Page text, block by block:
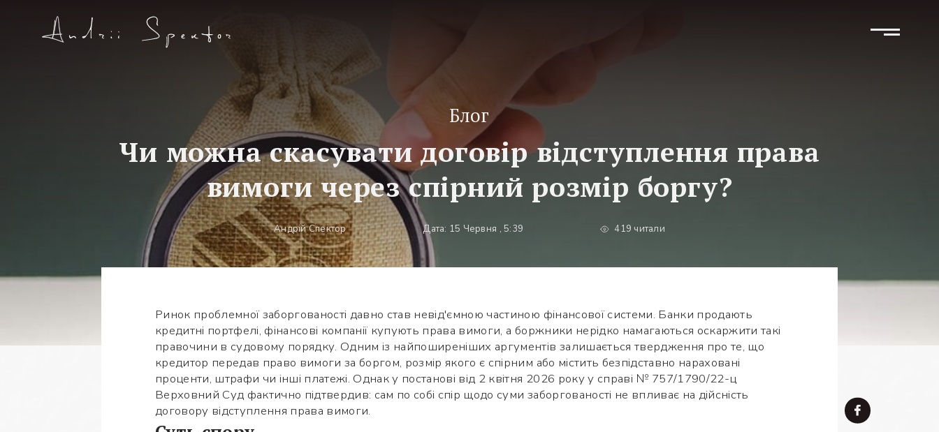
Блог
Чи можна скасувати договір відступлення права
вимоги через спірний розмір боргу?
Андрій Спектор Дата: 15 Червня , 5:39 419 читали
Ринок проблемної заборгованості давно став невід'ємною частиною фінансової системи. Банки продають
кредитні портфелі, фінансові компанії купують права вимоги, а боржники нерідко намагаються оскаржити такі
правочини в судовому порядку. Одним із найпоширеніших аргументів залишається твердження про те, що
кредитор передав право вимоги за боргом, розмір якого є спірним або містить безпідставно нараховані
проценти, штрафи чи інші платежі. Однак у постанові від 2 квітня 2026 року у справі № 757/1790/22-ц
Верховний Суд фактично підтвердив: сам по собі спір щодо суми заборгованості не впливає на дійсність
договору відступлення права вимоги.